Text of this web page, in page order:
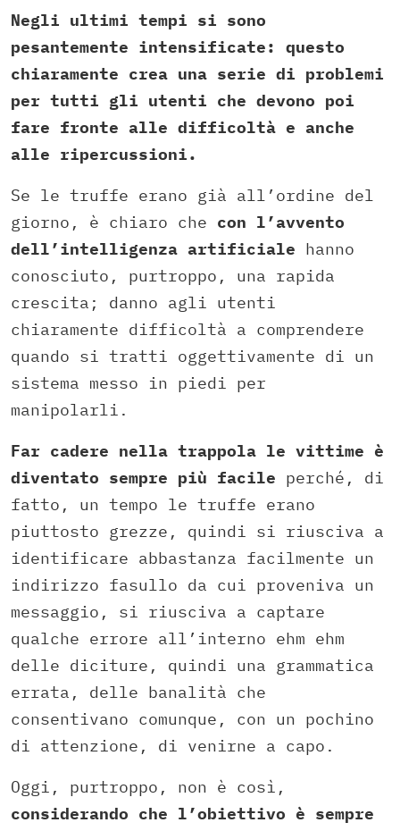
Negli ultimi tempi si sono
pesantemente intensificate: questo
chiaramente crea una serie di problemi
per tutti gli utenti che devono poi
fare fronte alle difficoltà e anche
alle ripercussioni.
Se le truffe erano già all’ordine del
giorno, è chiaro che con l’avvento
dell’intelligenza artificiale hanno
conosciuto, purtroppo, una rapida
crescita; danno agli utenti
chiaramente difficoltà a comprendere
quando si tratti oggettivamente di un
sistema messo in piedi per
manipolarli.
Far cadere nella trappola le vittime è
diventato sempre più facile perché, di
fatto, un tempo le truffe erano
piuttosto grezze, quindi si riusciva a
identificare abbastanza facilmente un
indirizzo fasullo da cui proveniva un
messaggio, si riusciva a captare
qualche errore all’interno ehm ehm
delle diciture, quindi una grammatica
errata, delle banalità che
consentivano comunque, con un pochino
di attenzione, di venirne a capo.
Oggi, purtroppo, non è così,
considerando che l’obiettivo è sempre